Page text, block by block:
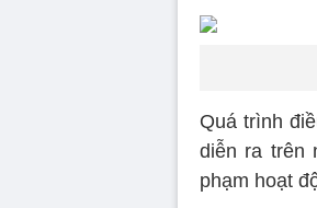
Quá trình
diễn ra trên
phạm hoạt